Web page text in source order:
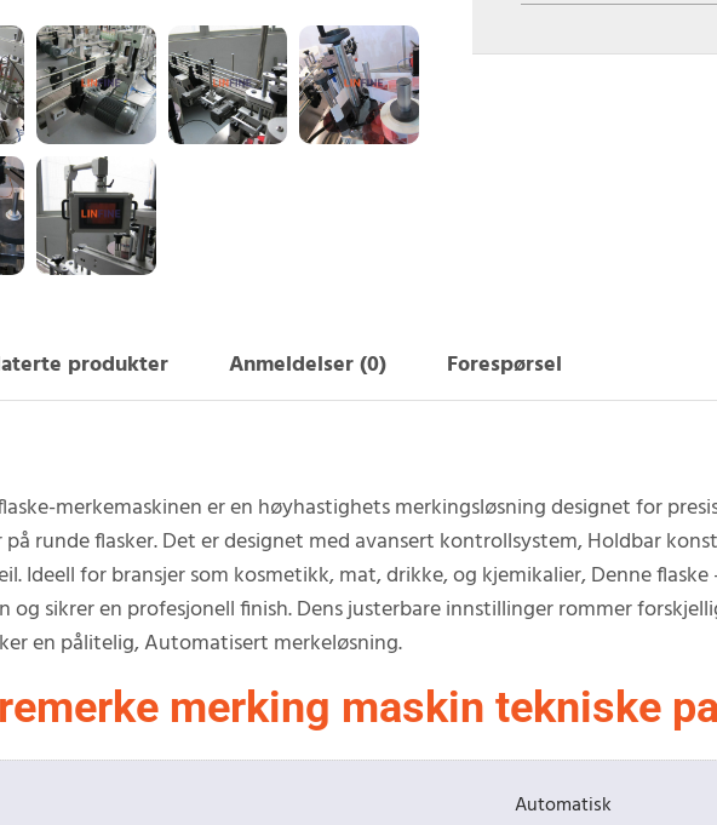
produkter Anmeldelser (0) Forespørsel
merkemaskinen er en høyhastighets merkingsløsning designet for
runde flasker. Det er designet med avansert kontrollsystem, Holdbar
Ideell for bransjer som kosmetikk, mat, drikke, og kjemikalier, Denne
sikrer en profesjonell finish. Dens justerbare innstillinger rommer
en pålitelig, Automatisert merkeløsning.
merking maskin tekniske
Automatisk